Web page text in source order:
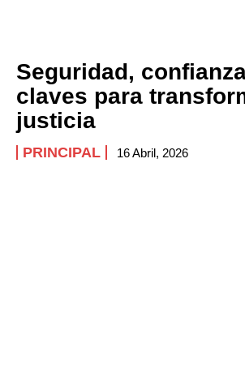
Seguridad,
claves para
justicia
PRINCIPAL 16 Abril, 2026